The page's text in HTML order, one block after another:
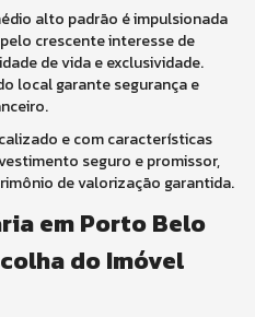
alto padrão é impulsionada
crescente interesse de
de vida e exclusividade.
local garante segurança e
e com características
seguro e promissor,
de valorização garantida.
em Porto Belo
do Imóvel